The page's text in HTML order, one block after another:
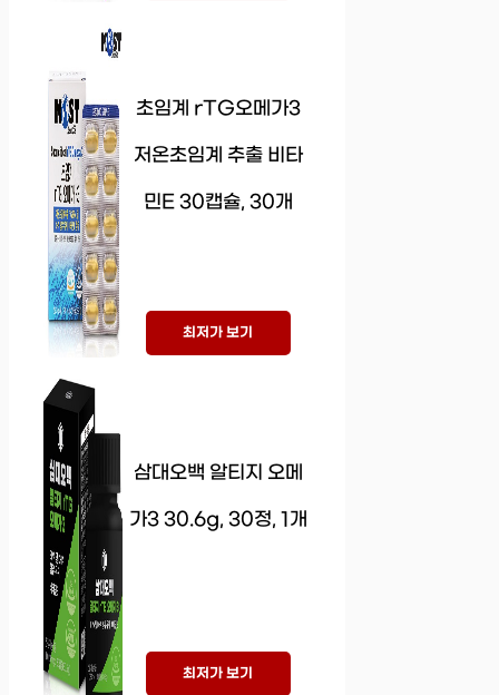
초임계 rTG오메가3
저온초임계 추출 비타
민E 30캡슐, 30개
최저가 보기
삼대오백 알티지 오메
가3 30.6g, 30정, 1개
최저가 보기